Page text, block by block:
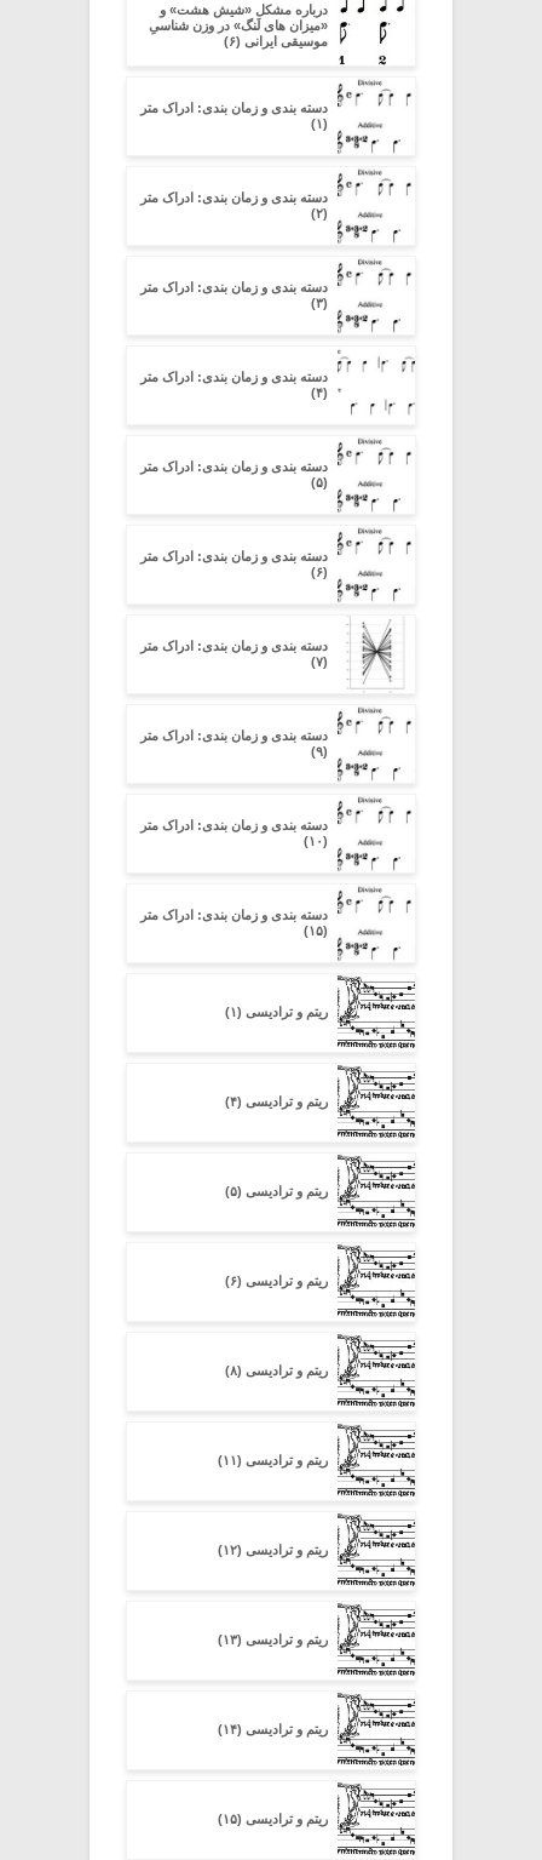
درباره مشکل «شیش هشت» و
«میزان های لَنگ» در وزن شناسیِ
موسیقی ایرانی (۶)
دسته بندی و زمان بندی: ادراک متر
(۱)
دسته بندی و زمان بندی: ادراک متر
(۲)
دسته بندی و زمان بندی: ادراک متر
(۳)
دسته بندی و زمان بندی: ادراک متر
(۴)
دسته بندی و زمان بندی: ادراک متر
(۵)
دسته بندی و زمان بندی: ادراک متر
(۶)
دسته بندی و زمان بندی: ادراک متر
(۷)
دسته بندی و زمان بندی: ادراک متر
(۹)
دسته بندی و زمان بندی: ادراک متر
(۱۰)
دسته بندی و زمان بندی: ادراک متر
(۱۵)
ریتم و ترادیسی (۱)
ریتم و ترادیسی (۴)
ریتم و ترادیسی (۵)
ریتم و ترادیسی (۶)
ریتم و ترادیسی (۸)
ریتم و ترادیسی (۱۱)
ریتم و ترادیسی (۱۲)
ریتم و ترادیسی (۱۳)
ریتم و ترادیسی (۱۴)
ریتم و ترادیسی (۱۵)